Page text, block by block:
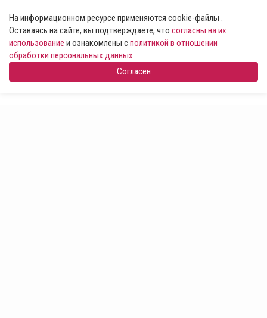
На информационном ресурсе применяются cookie-файлы .
Оставаясь на сайте, вы подтверждаете, что согласны на их
использование и ознакомлены сполитикой в отношении
обработки персональных данных
Согласен